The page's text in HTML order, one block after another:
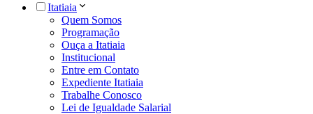
Itatiaia
Quem Somos
Programação
Ouça a Itatiaia
Institucional
Entre em Contato
Expediente Itatiaia
Trabalhe Conosco
Lei de Igualdade Salarial